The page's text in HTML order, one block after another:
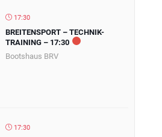
17:30
BREITENSPORT – TECHNIK-
TRAINING – 17:30
Bootshaus BRV
17:30